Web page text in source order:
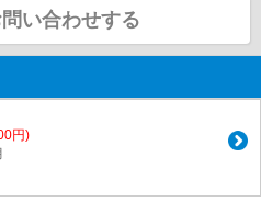
い合わせする
円)